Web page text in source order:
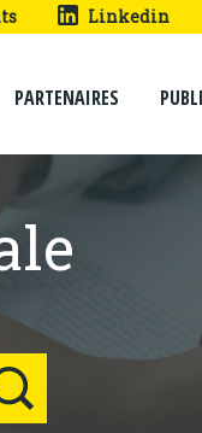
Linkedin
PARTENAIRES